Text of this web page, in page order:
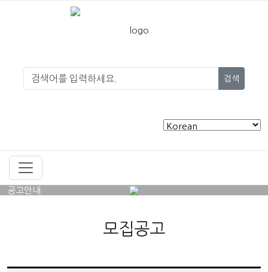
검색
공고안내
모집공고